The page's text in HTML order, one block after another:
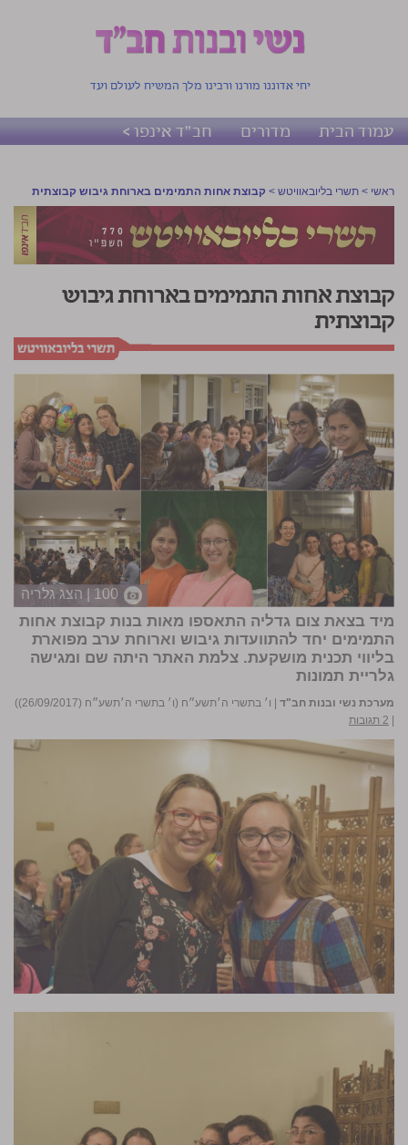
יחי אדוננו מורנו ורבינו מלך המשיח לעולם ועד
עמוד הבית מדורים חב"ד אינפו >
ראשי > תשרי בליובאוויטש > קבוצת אחות התמימים בארוחת גיבוש קבוצתית
קבוצת אחות התמימים בארוחת גיבוש
קבוצתית
100 | הצג גלריה
מיד בצאת צום גדליה התאספו מאות בנות קבוצת אחות
התמימים יחד להתוועדות גיבוש וארוחת ערב מפוארת
בליווי תכנית מושקעת. צלמת האתר היתה שם ומגישה
גלריית תמונות
מערכת נשי ובנות חב"ד
ו׳ בתשרי ה׳תשע״ח (ו׳ בתשרי ה׳תשע״ח (26/09/2017))
2 תגובות